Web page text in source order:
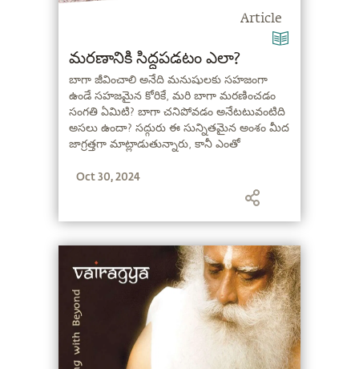
Article
మరణానికి సిద్ధపడటం ఎలా?
బాగా జీవించాలి అనేది మనుషులకు సహజంగా
ఉండే సహజమైన కోరికే, మరి బాగా మరణించడం
సంగతి ఏమిటి? బాగా చనిపోవడం అనేటటువంటిది
అసలు ఉందా? సద్గురు ఈ సున్నితమైన అంశం మీద
జాగ్రత్తగా మాట్లాడుతున్నారు, కానీ ఎంతో
తెలియజేస్తున్నారు
Oct 30, 2024